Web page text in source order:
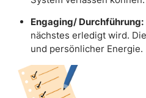
Engaging/ Durchführung:
nächstes erledigt wird.
und persönlicher Energie.